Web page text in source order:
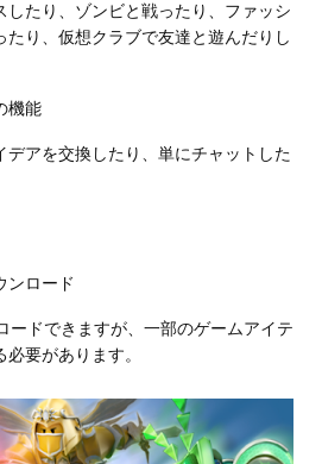
したり、ゾンビと戦ったり、ファッシ
たり、仮想クラブで友達と遊んだりし
機能
デアを交換したり、単にチャットした
ンロード
ードできますが、一部のゲームアイテ
要があります。